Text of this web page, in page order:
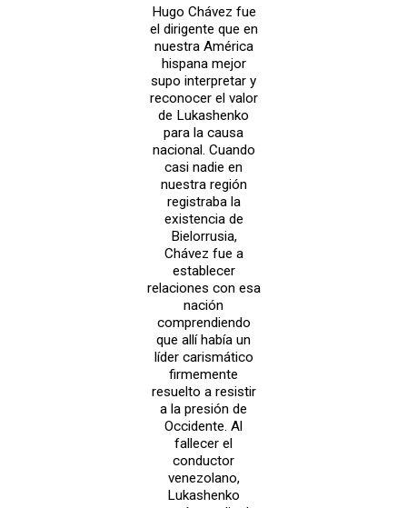
Hugo Chávez fue
el dirigente que en
nuestra América
hispana mejor
supo interpretar y
reconocer el valor
de Lukashenko
para la causa
nacional. Cuando
casi nadie en
nuestra región
registraba la
existencia de
Bielorrusia,
Chávez fue a
establecer
relaciones con esa
nación
comprendiendo
que allí había un
líder carismático
firmemente
resuelto a resistir
a la presión de
Occidente. Al
fallecer el
conductor
venezolano,
Lukashenko